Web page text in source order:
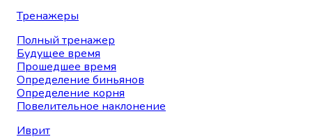
Тренажеры
Полный тренажер
Будущее время
Прошедшее время
Определение биньянов
Определение корня
Повелительное наклонение
Иврит